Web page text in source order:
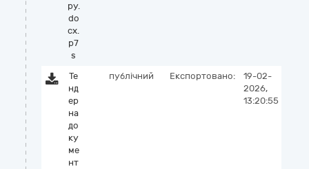
ру.
do
cx.
p7
s
Те
нд
ер
на
до
ку
ме
нт
публічний Експортовано:
19-02-
2026,
13:20:55